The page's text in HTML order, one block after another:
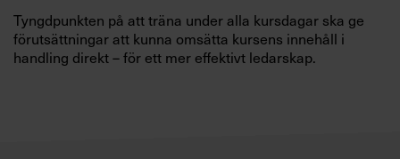
Tyngdpunkten på att träna under alla kursdagar ska ge
förutsättningar att kunna omsätta kursens innehåll i
handling direkt – för ett mer effektivt ledarskap.